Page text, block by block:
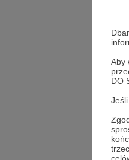
Aby
DO